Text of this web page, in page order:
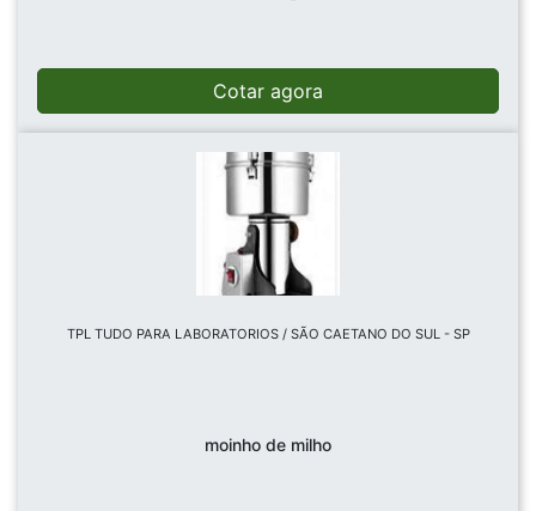
Cotar agora
TPL TUDO PARA LABORATORIOS / SÃO CAETANO DO SUL - SP
moinho de milho